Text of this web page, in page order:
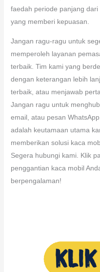
faedah periode panjang
yang memberi kepuasan.
Jangan ragu-ragu untuk
memperoleh layanan
terbaik. Tim kami yang
dengan keterangan lebih
terbaik, atau menjawab
Jangan ragu untuk
email, atau pesan
adalah keutamaan utama
memberikan solusi kaca
Segera hubungi kami. Klik
penggantian kaca mobil
berpengalaman!